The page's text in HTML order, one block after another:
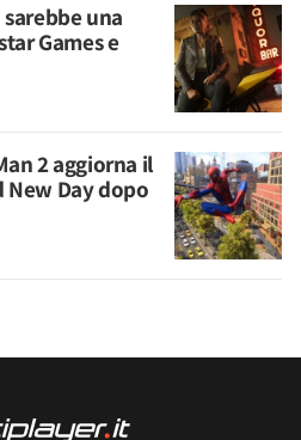
sarebbe una
Games e
2 aggiorna il
New Day dopo